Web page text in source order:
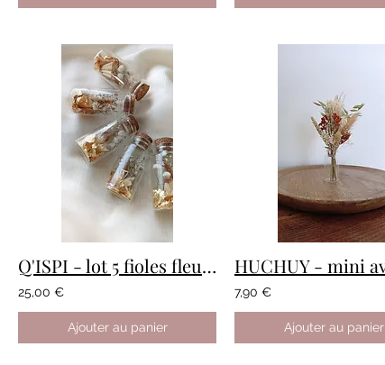
Q'ISPI - lot 5 fioles fleuries
25,00 €
Ajouter au panier
7,90 €
Ajouter au panier